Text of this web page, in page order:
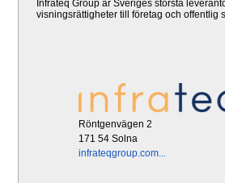
Infrateq Group är Sveriges största
visningsrättigheter till företag och offentlig
Röntgenvägen 2
171 54 Solna
infrateqgroup.com...